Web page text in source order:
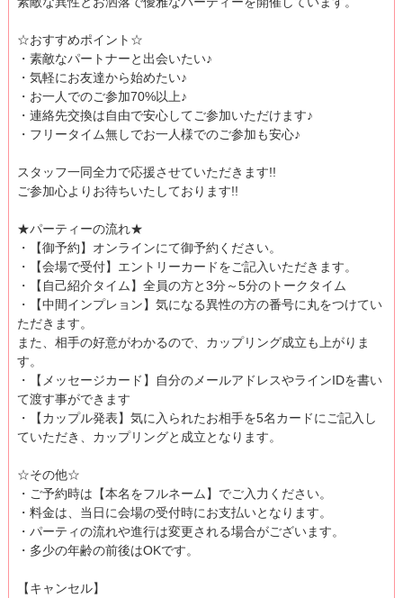
☆おすすめポイント☆
・素敵なパートナーと出会いたい♪
・気軽にお友達から始めたい♪
・お一人でのご参加70%以上♪
・連絡先交換は自由で安心してご参加いただけます♪
・フリータイム無しでお一人様でのご参加も安心♪
スタッフ一同全力で応援させていただきます!!
ご参加心よりお待ちいたしております!!
★パーティーの流れ★
・【御予約】オンラインにて御予約ください。
・【会場で受付】エントリーカードをご記入いただきます。
・【自己紹介タイム】全員の方と3分～5分のトークタイム
・【中間インプレョン】気になる異性の方の番号に丸をつけてい
ただきます。
また、相手の好意がわかるので、カップリング成立も上がりま
す。
・【メッセージカード】自分のメールアドレスやラインIDを書い
て渡す事ができます
・【カップル発表】気に入られたお相手を5名カードにご記入し
ていただき、カップリングと成立となります。
☆その他☆
・ご予約時は【本名をフルネーム】でご入力ください。
・料金は、当日に会場の受付時にお支払いとなります。
・パーティの流れや進行は変更される場合がございます。
・多少の年齢の前後はOKです。
【キャンセル】